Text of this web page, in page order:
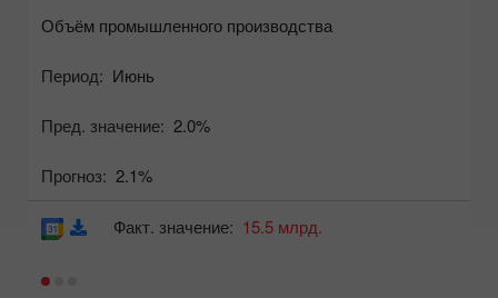
Объём промышленного производства
Период: Июнь
Пред. значение: 2.0%
Прогноз: 2.1%
Факт. значение: 15.5 млрд.